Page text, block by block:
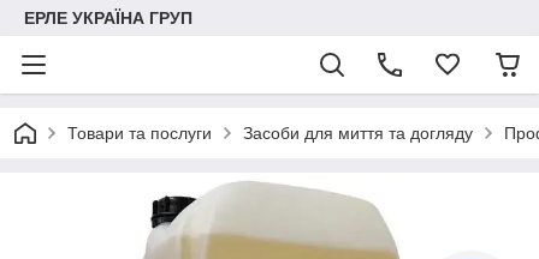
ЕРЛЕ УКРАЇНА ГРУП
Товари та послуги Засоби для миття та догляду